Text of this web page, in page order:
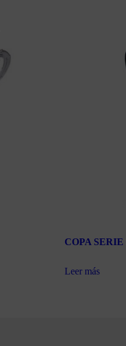
COPA SERIE
Leer más